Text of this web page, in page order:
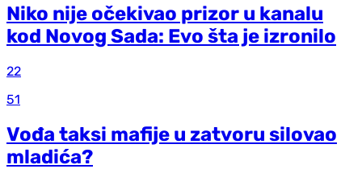
Niko nije očekivao prizor u kanalu
kod Novog Sada: Evo šta je izronilo
22
51
Vođa taksi mafije u zatvoru silovao
mladića?